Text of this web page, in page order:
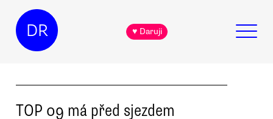
DR ♥ Daruji
TOP 09 má před sjezdem